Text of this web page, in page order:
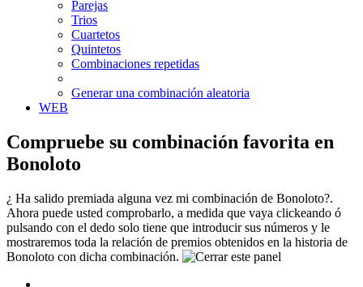
Parejas
Trios
Cuartetos
Quintetos
Combinaciones repetidas
Generar una combinación aleatoria
WEB
Compruebe su combinación favorita en
Bonoloto
¿ Ha salido premiada alguna vez mi combinación de Bonoloto?.
Ahora puede usted comprobarlo, a medida que vaya clickeando ó
pulsando con el dedo solo tiene que introducir sus números y le
mostraremos toda la relación de premios obtenidos en la historia de
Bonoloto con dicha combinación.